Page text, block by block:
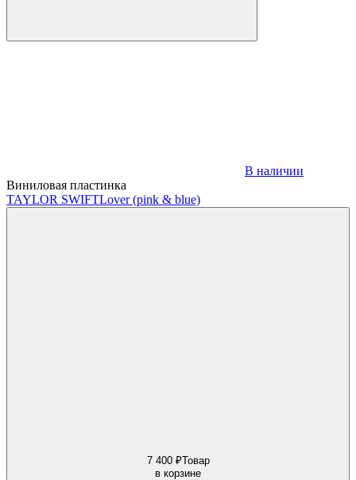
В наличии
Виниловая пластинка
TAYLOR SWIFTLover (pink & blue)
7 400 ₽Товар
в корзине